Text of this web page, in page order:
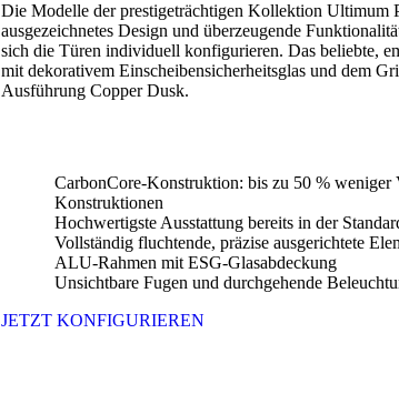
Die Modelle der prestigeträchtigen Kollektion Ultimum
ausgezeichnetes Design und überzeugende
sich die Türen individuell konfigurieren. Das beliebte,
mit dekorativem Einscheibensicherheitsglas und dem
Ausführung Copper Dusk.
CarbonCore-Konstruktion: bis zu 50 %
Konstruktionen
Hochwertigste Ausstattung bereits in der
Vollständig fluchtende, präzise ausgerichtete
ALU-Rahmen mit ESG-Glasabdeckung
Unsichtbare Fugen und durchgehende
JETZT KONFIGURIEREN